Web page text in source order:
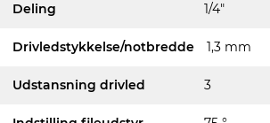
Deling 1/4"
Drivledstykkelse/notbredde 1,3 mm
Udstansning drivled 3